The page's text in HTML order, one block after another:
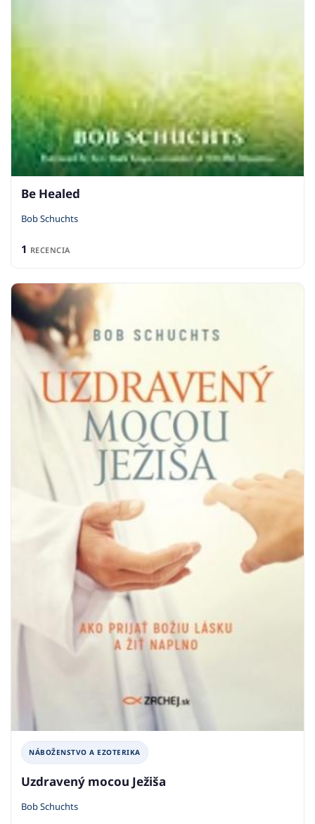
Be Healed
Bob Schuchts
1 RECENCIA
NÁBOŽENSTVO A EZOTERIKA
Uzdravený mocou Ježiša
Bob Schuchts